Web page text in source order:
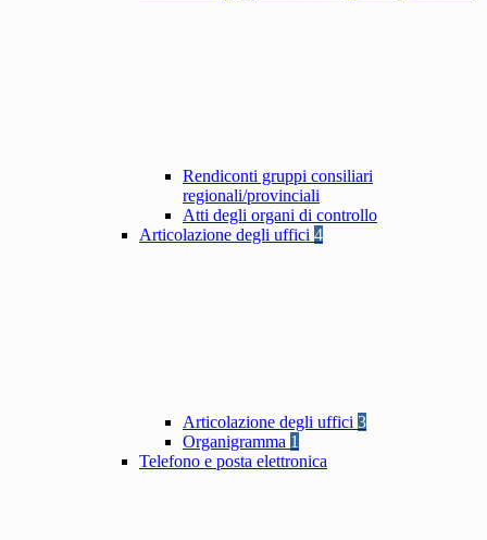
Rendiconti gruppi consiliari
regionali/provinciali
Atti degli organi di controllo
Articolazione degli uffici 4
Articolazione degli uffici 3
Organigramma 1
Telefono e posta elettronica